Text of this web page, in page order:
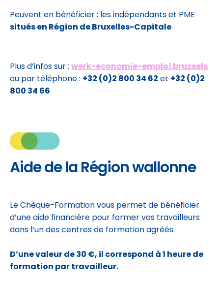
Peuvent en bénéficier : les indépendants et PME
situés en Région de Bruxelles-Capitale.
Plus d’infos sur : werk-economie-emploi.brussels
ou par téléphone : +32 (0)2 800 34 62 et +32 (0)2
800 34 66
Aide de la Région wallonne
Le Chèque-Formation vous permet de bénéficier
d’une aide financière pour former vos travailleurs
dans l’un des centres de formation agréés.
D’une valeur de 30 €, il correspond à 1 heure de
formation par travailleur.